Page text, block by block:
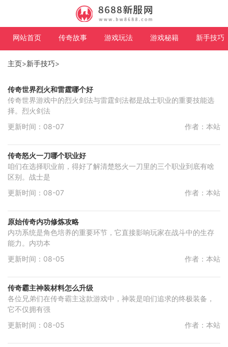
网站首页 传奇故事 游戏玩法 游戏秘籍 新手技巧
主页>新手技巧>
传奇世界烈火和雷霆哪个好
传奇世界游戏中的烈火剑法与雷霆剑法都是战士职业的重要技能选
择。烈火剑法
更新时间：08-07
作者：本站
传奇怒火一刀哪个职业好
咱们在选择职业前，得好了解清楚怒火一刀里的三个职业到底有啥
区别。战士是
更新时间：08-07
作者：本站
原始传奇内功修炼攻略
内功系统是角色培养的重要环节，它直接影响玩家在战斗中的生存
能力。内功本
更新时间：08-05
作者：本站
传奇霸主神装材料怎么升级
各位兄弟们在传奇霸主这款游戏中，神装是咱们追求的终极装备，
它不仅拥有强
更新时间：08-05
作者：本站